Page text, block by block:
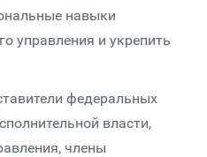
навыки
управления и укрепить
федеральных
власти,
члены